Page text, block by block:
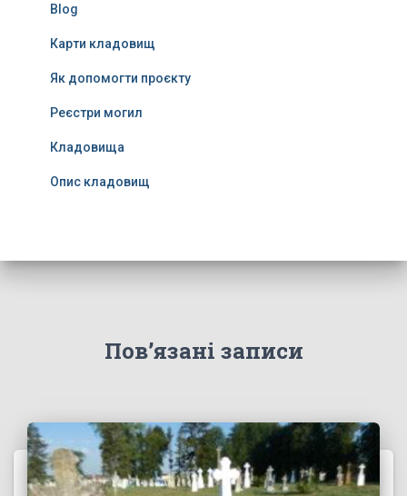
Blog
Карти кладовищ
Як допомогти проєкту
Реєстри могил
Кладовища
Опис кладовищ
Пов’язані записи